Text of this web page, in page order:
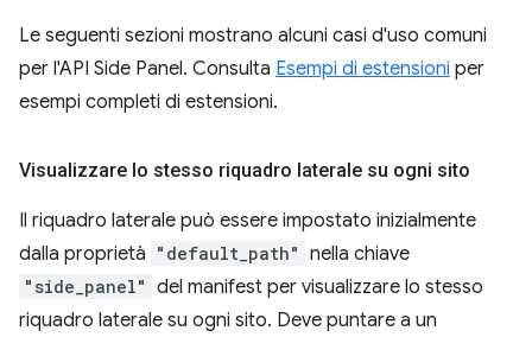
Le seguenti sezioni mostrano alcuni casi d'uso comuni
per l'API Side Panel. Consulta Esempi di estensioni per
esempi completi di estensioni.
Visualizzare lo stesso riquadro laterale su ogni sito
Il riquadro laterale può essere impostato inizialmente
dalla proprietà "default_path" nella chiave
"side_panel" del manifest per visualizzare lo stesso
riquadro laterale su ogni sito. Deve puntare a un